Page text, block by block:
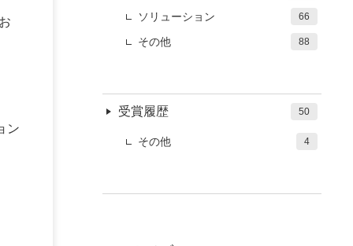
ン
ソリューション 66
その他 88
受賞履歴 50
その他 4